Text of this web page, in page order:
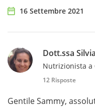
16 Settembre 2021
Dott.ssa
Nutrizionista a
12 Risposte
Gentile Sammy,